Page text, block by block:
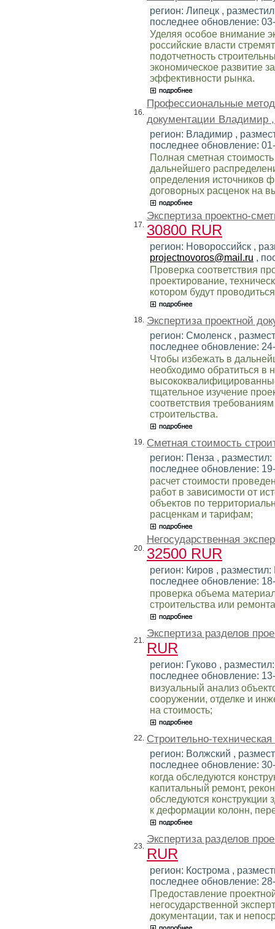
регион: Липецк ,
последнее обновление:
Уделяя особое внимание
российские власти
подотчетность
экономическое развитие
эффективности рынка.
16.
Профессиональные
документации Владимир
регион: Владимир ,
последнее обновление:
Полная сметная
дальнейшего
определения источников
договорных расценок на
17.
Экспертиза проектно-
30800 RUR
регион: Новороссийск ,
projectnovoros@mail.ru ,
Проверка соответствия
проектирование,
котором будут
18. Экспертиза проектной
регион: Смоленск ,
последнее обновление:
Чтобы избежать в
необходимо обратиться в
тщательное изучение
соответствия
строительства.
19. Сметная стоимость
регион: Пенза ,
последнее обновление:
расчет стоимости
работ в зависимости от
объектов по
расценкам и тарифам;
20.
Негосударственная
32500 RUR
регион: Киров ,
последнее обновление:
проверка объема
строительства или
21.
Экспертиза разделов
RUR
регион: Гуково ,
последнее обновление:
визуальный анализ
сооружении, отделке и
на стоимость;
22. Строительно-
регион: Волжский ,
последнее обновление:
когда обследуются
капитальный ремонт,
обследуются
к деформации колонн,
23.
Экспертиза разделов
RUR
регион: Кострома ,
последнее обновление:
Предоставление
негосударственной
документации, так и